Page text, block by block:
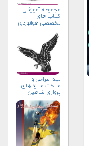
مجموعه آموزشی
کتاب های
تخصصی هوانوردی
تيم طراحى و
ساخت سازه هاى
پروازى شاهين